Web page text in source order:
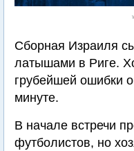
Сборная Израиля
латышами в Риге.
грубейшей ошибки
минуте.
В начале встречи
футболистов, но